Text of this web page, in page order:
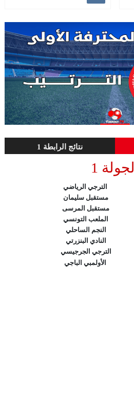
نتائج الرابطة 1
الجولة 1
مستقبل سليمان
مستقبل المرسى
الملعب التونسي
النجم الساحلي
النادي البنزرتي
الترجي الجرجيسي